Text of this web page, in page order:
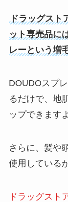
ドラッグス
ット専売品に
レーという増
DOUDOスプ
るだけで、地
ップできますよ
さらに、髪や
使用している
ドラッグスト